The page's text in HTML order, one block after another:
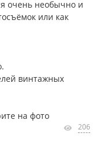
очень необычно и
или как
винтажных
на фото
206